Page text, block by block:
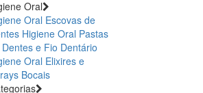
Oral
Oral Escovas de
Higiene Oral Pastas
e Fio Dentário
Oral Elixires e
Bocais